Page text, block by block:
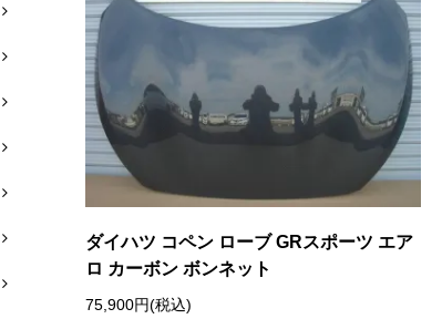
ダイハツ コペン ローブ GRスポーツ エア
ロ カーボン ボンネット
75,900円(税込)